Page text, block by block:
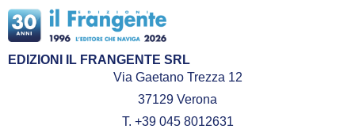
EDIZIONI IL FRANGENTE SRL
Via Gaetano Trezza 12
37129 Verona
T. +39 045 8012631